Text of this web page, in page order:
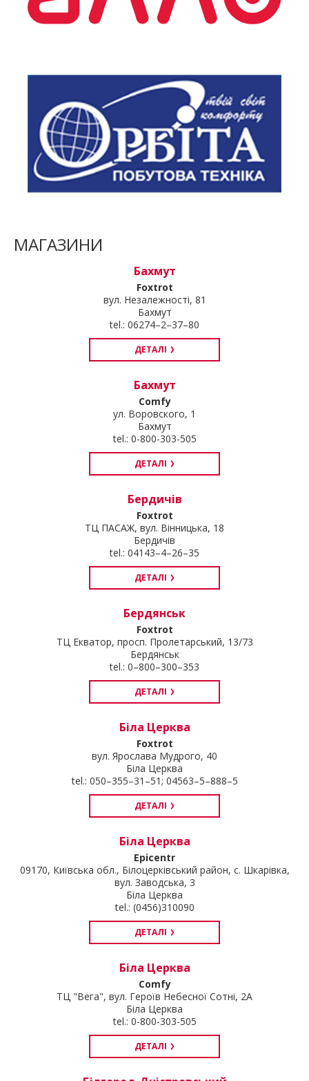
МАГАЗИНИ
Бахмут
Foxtrot
вул. Незалежності, 81
Бахмут
tel.: 06274–2–37–80
ДЕТАЛІ
Бахмут
Comfy
ул. Воровского, 1
Бахмут
tel.: 0-800-303-505
ДЕТАЛІ
Бердичів
Foxtrot
ТЦ ПАСАЖ, вул. Вінницька, 18
Бердичів
tel.: 04143–4–26–35
ДЕТАЛІ
Бердянськ
Foxtrot
ТЦ Екватор, просп. Пролетарський, 13/73
Бердянськ
tel.: 0–800–300–353
ДЕТАЛІ
Біла Церква
Foxtrot
вул. Ярослава Мудрого, 40
Біла Церква
tel.: 050–355–31–51; 04563–5–888–5
ДЕТАЛІ
Біла Церква
Epicentr
09170, Київська обл., Білоцерківський район, с. Шкарівка,
вул. Заводська, 3
Біла Церква
tel.: (0456)310090
ДЕТАЛІ
Біла Церква
Comfy
ТЦ "Вега", вул. Героїв Небесної Cотні, 2А
Біла Церква
tel.: 0-800-303-505
ДЕТАЛІ